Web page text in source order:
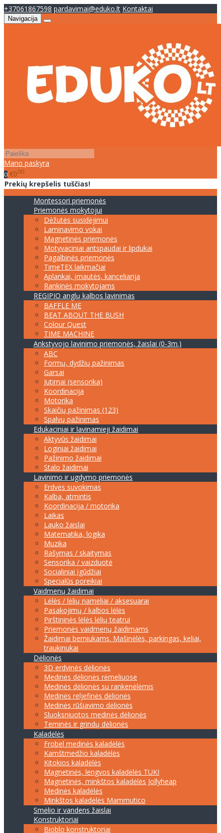
+37061867598 pardavimai@eduko.lt Kontaktai
Navigacija
Mano paskyra
0 €000
Prekių krepšelis tuščias!
Montessori priemonės
Priemonės mokytojui
Dėžutės susidėjimui
Laminavimo vokai
Magnetinės priemonės
Motyvaciniai antspaudai ir lipdukai
Pagalbinės priemonės
TimeTEX laikmačiai
Aplankai, įmautės, kanceliarija
Rankinės mokytojams
REGIPIO anglų kalbos lavinimas
BAFFLE ME
BEAT ABOUT THE BUSH
Colour Quest
TIME MACHINE
Ankstyvojo lavinimo priemonės, žaislai (0-3m.)
ABC
Formų, dydžių pažinimas
Garsai
Jutimai (sensorika)
Koordinacija
Motorika
Skaičių pažinimas (123)
Spalvų pažinimas
Edukaciniai ir lavinamieji žaidimai
Aktyvūs žaidimai
Loginiai žaidimai
Pažinimo žaidimai
Stalo žaidimai
Lavinimo ir ugdymo priemonės
Erdvės suvokimas
Kalba, atmintis
Koordinacija / motorika
Laikas
Lauko žaislai
Matematika, logika
Muzika
Rašymas / skaitymas
Sensorika / vaizduotė
Socialiniai įgūdžiai
Specialūs poreikiai
Vaidmenų žaidimai
Lėlės / lėlių nameliai / aksesuarai
Pasakojimų / kalbos lėlės
Pirštininės lėlės lėlių teatrui
Priemonės vaidmenų žaidimams
Žaidimai berniukams. Mašinėlės, parkingas, keliai,
traukinukai
Dėlionės
3D erdvinės dėlionės
Medinės dėlionės rėmeliuose
Medinės dėlionės su rankenėlėmis
Medinės reljefinės dėlionės
Medinės rūšiavimo dėlionės
Sluoksniuotos medinės dėlionės
Teminės ir grindų dėlionės
Kaladėlės
Frobel medinės kaladėlės
Kamštmedžio kaladėlės
Kitokios kaladėlės
Magnetinės, lengvos kaladėlės TUKI
Magnetinės, minkštos kaladėlės Jollyheap
Medinės kaladėlės
Minkštos kaladėlės Mammutico
Smėlio ir vandens žaislai
Konstruktoriai
Bioblo konstruktoriai